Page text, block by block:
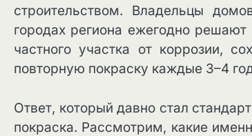
строительством. Владельцы
городах региона ежегодно
частного участка от коррозии,
повторную покраску каждые 3–4
Ответ, который давно стал
покраска. Рассмотрим, какие